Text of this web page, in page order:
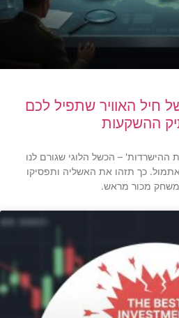
חיל האוויר שתפיל לכם
ההשקעות
ההישרדות' – הכשל הלוגי שגורם לנו
כך תזהו את האשליה ותפסיקו
מכור מראש.